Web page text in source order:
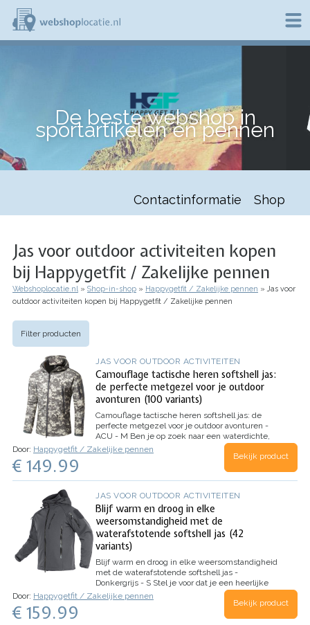
Overslaan
naar
c
De beste webshop in
sportartikelen en pennen
Contactinformatie Shop
Jas voor outdoor activiteiten kopen
bij Happygetfit / Zakelijke pennen
Kruimelpad
Webshoplocatie.nl Shop-in-shop Happygetfit / Zakelijke pennen
Jas voor
outdoor activiteiten kopen bij Happygetfit / Zakelijke pennen
Filter producten
JAS VOOR OUTDOOR ACTIVITEITEN
Camouflage tactische heren softshell jas:
de perfecte metgezel voor je outdoor
avonturen (100 variants)
Camouflage tactische heren softshell jas: de
perfecte metgezel voor je outdoor avonturen -
ACU - M Ben je op zoek naar een waterdichte,
winddichte en ademende heren softshell jas die
je warm en droog houdt tijdens je outdoor
avonturen? Dan is de Camouflage Tactische
Door: Happygetfit / Zakelijke pennen
€ 149.99 Bekijk product
JAS VOOR OUTDOOR ACTIVITEITEN
Blijf warm en droog in elke
weersomstandigheid met de
waterafstotende softshell jas (42
variants)
Blijf warm en droog in elke weersomstandigheid
met de waterafstotende softshell jas -
Donkergrijs - S Stel je voor dat je een heerlijke
wandeling maakt in de natuur. De zon schijnt, de
vogels fluiten en je geniet van de frisse lucht.
Maar dan begint het te regenen. Gelukkig heb je
Door: Happygetfit / Zakelijke pennen
€ 159.99 Bekijk product